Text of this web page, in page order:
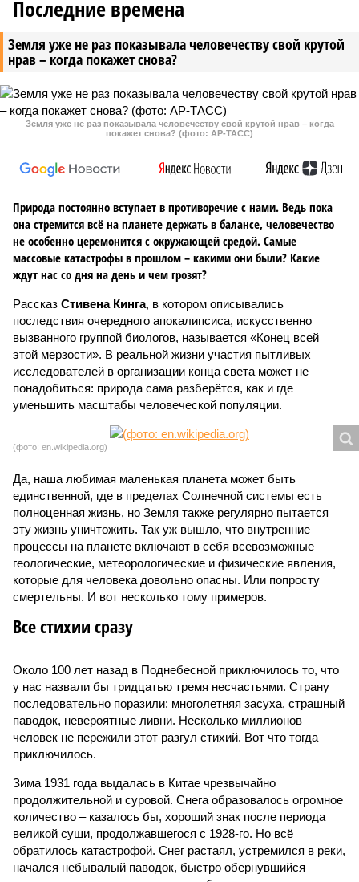
Земля уже не раз показывала человечеству свой крутой
нрав – когда покажет снова?
Последние времена
Земля уже не раз показывала человечеству свой крутой нрав – когда
покажет снова? (фото: АР-ТАСС)
Природа постоянно вступает в противоречие с нами. Ведь пока
она стремится всё на планете держать в балансе, человечество
не особенно церемонится с окружающей средой. Самые
массовые катастрофы в прошлом – какими они были? Какие
ждут нас со дня на день и чем грозят?
Рассказ Стивена Кинга, в котором описывались
последствия очередного апокалипсиса, искусственно
вызванного группой биологов, называется «Конец всей
этой мерзости». В реальной жизни участия пытливых
исследователей в организации конца света может не
понадобиться: природа сама разберётся, как и где
уменьшить масштабы человеческой популяции.
(фото: en.wikipedia.org)
Да, наша любимая маленькая планета может быть
единственной, где в пределах Солнечной системы есть
полноценная жизнь, но Земля также регулярно пытается
эту жизнь уничтожить. Так уж вышло, что внутренние
процессы на планете включают в себя всевозможные
геологические, метеорологические и физические явления,
которые для человека довольно опасны. Или попросту
смертельны. И вот несколько тому примеров.
Все стихии сразу
Около 100 лет назад в Поднебесной приключилось то, что
у нас назвали бы тридцатью тремя несчастьями. Страну
последовательно поразили: многолетняя засуха, страшный
паводок, невероятные ливни. Несколько миллионов
человек не пережили этот разгул стихий. Вот что тогда
приключилось.
Зима 1931 года выдалась в Китае чрезвычайно
продолжительной и суровой. Снега образовалось огромное
количество – казалось бы, хороший знак после периода
великой суши, продолжавшегося с 1928-го. Но всё
обратилось катастрофой. Снег растаял, устремился в реки,
начался небывалый паводок, быстро обернувшийся